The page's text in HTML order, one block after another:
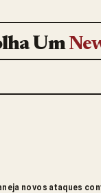
Um
novos ataques